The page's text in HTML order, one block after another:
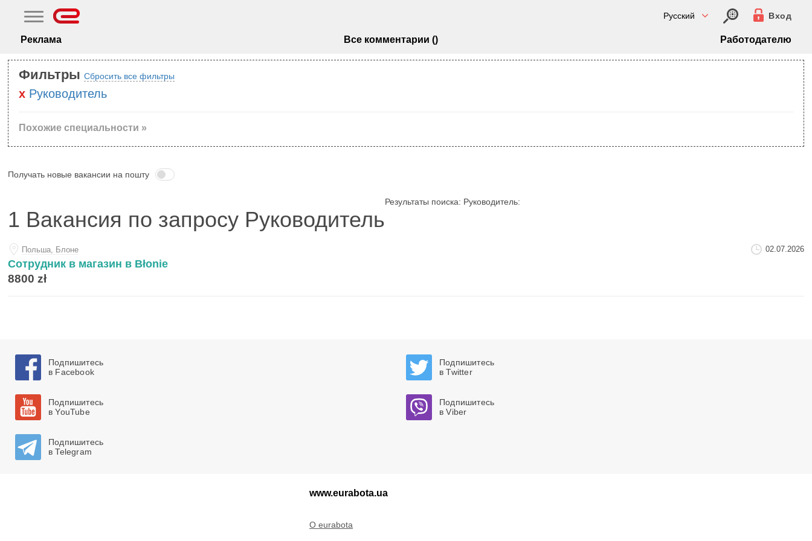
Русский Вход
Реклама Все комментарии () Работодателю
Фильтры Сбросить все фильтры
Руководитель
Похожие специальности »
Получать новые вакансии на пошту
1 Вакансия по запросу Руководитель
Результаты поиска: Руководитель:
Польша, Блоне 02.07.2026
Сотрудник в магазин в Błonie
8800 zł
Подпишитесь
в Facebook
Подпишитесь
в Twitter
Подпишитесь
в YouTube
Подпишитесь
в Viber
Подпишитесь
в Telegram
www.eurabota.ua
O eurabota